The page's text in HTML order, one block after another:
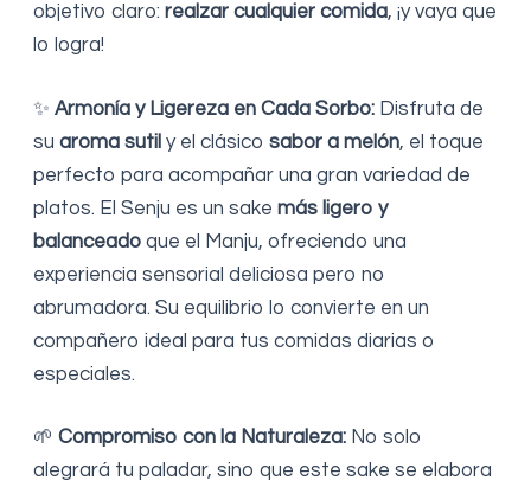
objetivo claro: realzar cualquier comida, ¡y vaya que
lo logra!
✨ Armonía y Ligereza en Cada Sorbo: Disfruta de
su aroma sutil y el clásico sabor a melón, el toque
perfecto para acompañar una gran variedad de
platos. El Senju es un sake más ligero y
balanceado que el Manju, ofreciendo una
experiencia sensorial deliciosa pero no
abrumadora. Su equilibrio lo convierte en un
compañero ideal para tus comidas diarias o
especiales.
🌱 Compromiso con la Naturaleza: No solo
alegrará tu paladar, sino que este sake se elabora